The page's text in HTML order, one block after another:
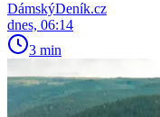
DámskýDeník.cz
dnes, 06:14
3 min